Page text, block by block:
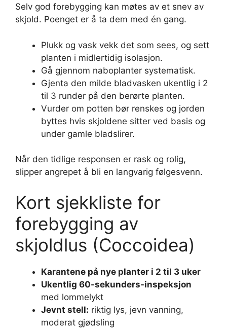
Selv god forebygging kan møtes av et snev av
skjold. Poenget er å ta dem med én gang.
Plukk og vask vekk det som sees, og sett
planten i midlertidig isolasjon.
Gå gjennom naboplanter systematisk.
Gjenta den milde bladvasken ukentlig i 2
til 3 runder på den berørte planten.
Vurder om potten bør renskes og jorden
byttes hvis skjoldene sitter ved basis og
under gamle bladslirer.
Når den tidlige responsen er rask og rolig,
slipper angrepet å bli en langvarig følgesvenn.
Kort sjekkliste for
forebygging av
skjoldlus (Coccoidea)
Karantene på nye planter i 2 til 3 uker
Ukentlig 60-sekunders-inspeksjon
med lommelykt
Jevnt stell: riktig lys, jevn vanning,
moderat gjødsling